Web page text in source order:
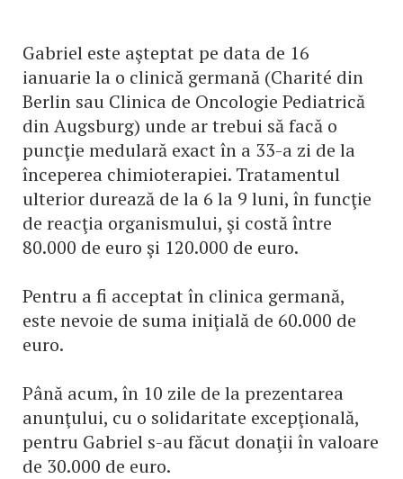
Gabriel este aşteptat pe data de 16
ianuarie la o clinică germană (Charité din
Berlin sau Clinica de Oncologie Pediatrică
din Augsburg) unde ar trebui să facă o
puncţie medulară exact în a 33-a zi de la
începerea chimioterapiei. Tratamentul
ulterior durează de la 6 la 9 luni, în funcţie
de reacţia organismului, şi costă între
80.000 de euro şi 120.000 de euro.
Pentru a fi acceptat în clinica germană,
este nevoie de suma iniţială de 60.000 de
euro.
Până acum, în 10 zile de la prezentarea
anunţului, cu o solidaritate excepţională,
pentru Gabriel s-au făcut donaţii în valoare
de 30.000 de euro.